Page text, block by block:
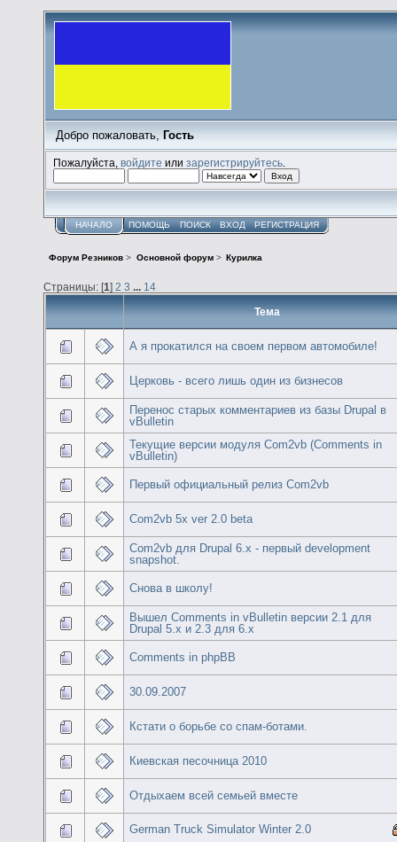
Добро пожаловать, Гость
Пожалуйста,войдите илизарегистрируйтесь
НАЧАЛО ПОМОЩЬ ПОИСК ВХОД РЕГИСТРАЦИЯ
Форум Резников > Основной форум> Курилка
Страницы: [1] 2 3 ... 14
Тема
А я прокатился на своем первом автомобиле!
Церковь - всего лишь один из бизнесов
Перенос старых комментариев из базы Drupal в
vBulletin
Текущие версии модуля Com2vb (Comments in
vBulletin)
Первый официальный релиз Com2vb
Com2vb 5x ver 2.0 beta
Com2vb для Drupal 6.x - первый development
snapshot.
Снова в школу!
Вышел Comments in vBulletin версии 2.1 для
Drupal 5.x и 2.3 для 6.x
Comments in phpBB
30.09.2007
Кстати о борьбе со спам-ботами.
Киевская песочница 2010
Отдыхаем всей семьей вместе
German Truck Simulator Winter 2.0